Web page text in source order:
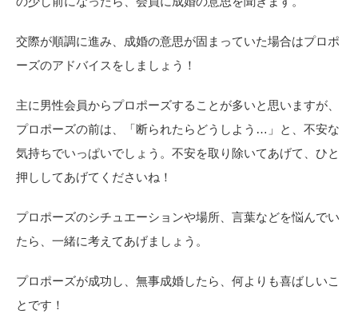
交際が順調に進み、成婚の意思が固まっていた場合はプロポ
ーズのアドバイスをしましょう！
主に男性会員からプロポーズすることが多いと思いますが、
プロポーズの前は、「断られたらどうしよう…」と、不安な
気持ちでいっぱいでしょう。不安を取り除いてあげて、ひと
押ししてあげてくださいね！
プロポーズのシチュエーションや場所、言葉などを悩んでい
たら、一緒に考えてあげましょう。
プロポーズが成功し、無事成婚したら、何よりも喜ばしいこ
とです！